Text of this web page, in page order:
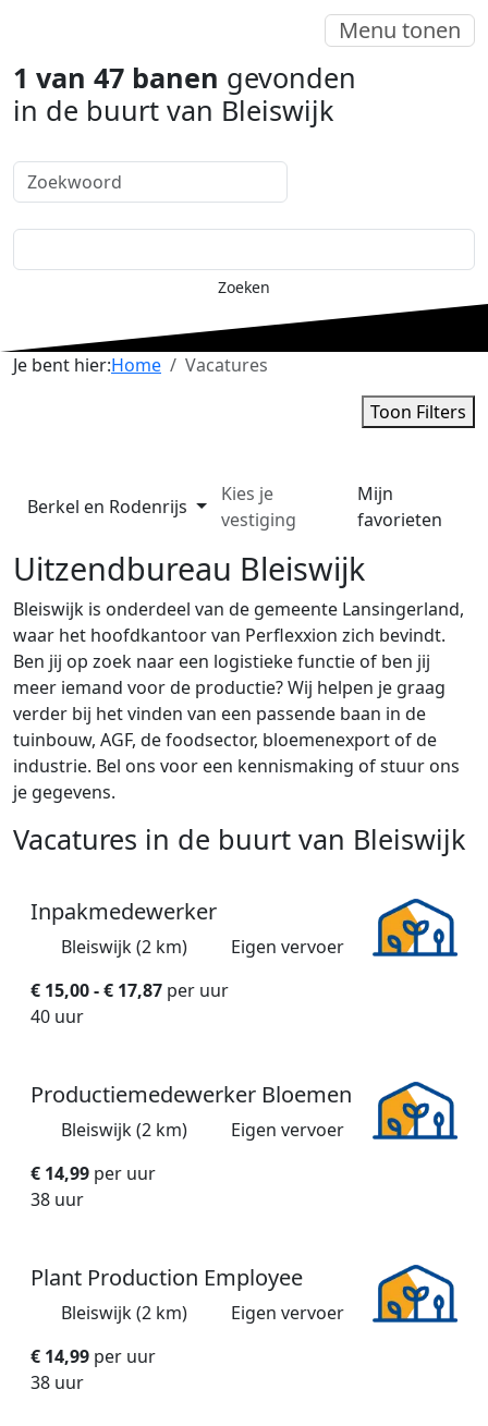
Menu tonen
1 van 47 banen gevonden
in de buurt van Bleiswijk
Zoeken
Je bent hier:Home
Vacatures
Toon Filters
Berkel en Rodenrijs
Kies je
vestiging
Mijn
favorieten
Uitzendbureau Bleiswijk
Bleiswijk is onderdeel van de gemeente Lansingerland,
waar het hoofdkantoor van Perflexxion zich bevindt.
Ben jij op zoek naar een logistieke functie of ben jij
meer iemand voor de productie? Wij helpen je graag
verder bij het vinden van een passende baan in de
tuinbouw, AGF, de foodsector, bloemenexport of de
industrie. Bel ons voor een kennismaking of stuur ons
je gegevens.
Vacatures in de buurt van Bleiswijk
Inpakmedewerker
Bleiswijk (2 km)
Eigen vervoer
€ 15,00 - € 17,87 per uur
40 uur
Productiemedewerker Bloemen
Bleiswijk (2 km)
Eigen vervoer
€ 14,99 per uur
38 uur
Plant Production Employee
Bleiswijk (2 km)
Eigen vervoer
€ 14,99 per uur
38 uur